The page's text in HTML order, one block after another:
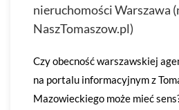
nieruchomości Warszawa
NaszTomaszow.pl)
Czy obecność warszawskiej
na portalu informacyjnym z
Mazowieckiego może mieć